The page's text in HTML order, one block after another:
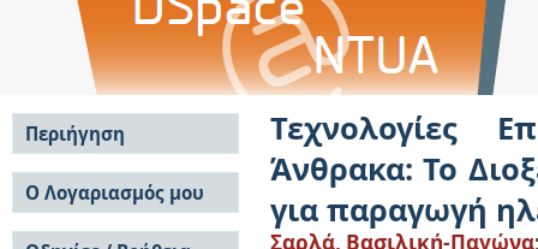
Τεχνολογίες
Άνθρακα: Το
για παραγωγή
Σαρλά, Βασιλική-Παγώνα
Περιήγηση
Σε όλο το DSpace
Κοινότητες & Συλλογές
Ανά Ημερομηνία
Ο Λογαριασμός μου
Σύνδεση